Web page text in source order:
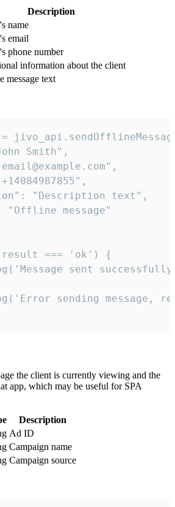
Description
name
email
phone number
information about the client
message text
Smith",
"Description text",
"Offline message"
=== 'ok') {
sent
sending message,
the client is currently viewing and the
app, which may be useful for SPA
Description
Ad ID
Campaign name
Campaign source